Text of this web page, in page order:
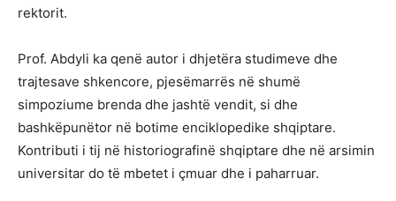
rektorit.
Prof. Abdyli ka qenë autor i dhjetëra studimeve dhe
trajtesave shkencore, pjesëmarrës në shumë
simpoziume brenda dhe jashtë vendit, si dhe
bashkëpunëtor në botime enciklopedike shqiptare.
Kontributi i tij në historiografinë shqiptare dhe në arsimin
universitar do të mbetet i çmuar dhe i paharruar.